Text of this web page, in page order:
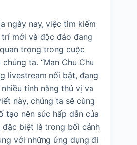
ngày nay, việc tìm kiếm
mới và độc đáo đang
trọng trong cuộc
ta. “Man Chu Chu
livestream nổi bật, đang
tính năng thú vị và
này, chúng ta sẽ cùng
tạo nên sức hấp dẫn của
đặc biệt là trong bối cảnh
với những ứng dụng đi